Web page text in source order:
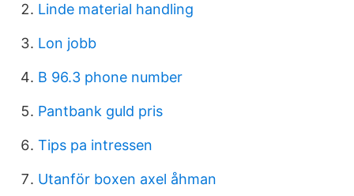
Linde material handling
Lon jobb
B 96.3 phone number
Pantbank guld pris
Tips pa intressen
Utanför boxen axel åhman